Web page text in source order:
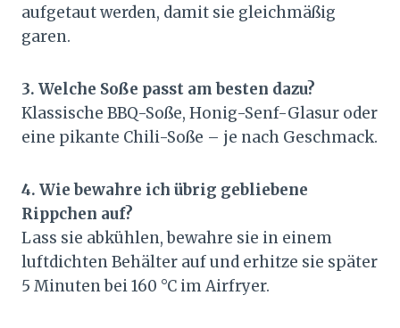
aufgetaut werden, damit sie gleichmäßig
garen.
3. Welche Soße passt am besten dazu?
Klassische BBQ-Soße, Honig-Senf-Glasur oder
eine pikante Chili-Soße – je nach Geschmack.
4. Wie bewahre ich übrig gebliebene
Rippchen auf?
Lass sie abkühlen, bewahre sie in einem
luftdichten Behälter auf und erhitze sie später
5 Minuten bei 160 °C im Airfryer.